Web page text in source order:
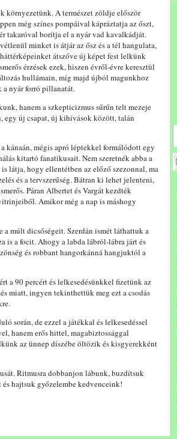
környezetünk. A természet zöldje először
még színes pompáival kápráztatja az őszt,
takaróval borítja el a nyár vad kavalkádját.
minket is átjár az ősz és a tél hangulata,
átszőve új képet fest lelkünk
érzések ezek, hiszen évről-évre keresztül
hullámain, míg majd újból magunkhoz
a nyár forró pillanatát.
hanem a szkepticizmus sűrűn telt mezeje
egy új csapat, új kihívások között, talán
mégis apró léptekkel formálódott egy
kitartó fanatikusait. Nem szeretnék abba a
látja, hogy ellentétben az előző szezonnal, ma
és a tervszerűség. Bátran ki lehet jelenteni,
Páran Albertet és Vargát kezdték
Amikor még a nap is máshogy
múlt dicsőségeit. Szerdán ismét láthattuk a
is a focit. Ahogy a labda lábról-lábra járt és
és robbant hangorkánná hangjuktól a
a 90 percért és lelkesedésünkkel fizetünk az
miatt, ingyen tekinthettük meg ezt a csodás
során, de ezzel a játékkal és lelkesedéssel
hanem erős hittel, magabiztossággal
az ünnep díszébe öltözik és kisgyerekként
Ritmusra dobbanjon lábunk, buzdítsuk
hajtsuk győzelembe kedvenceink!